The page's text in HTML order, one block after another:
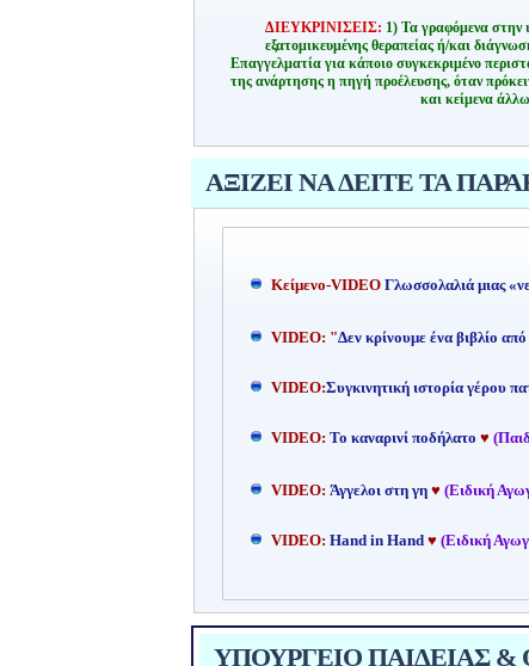
ΔΙΕΥΚΡΙΝΙΣΕΙΣ: 1) Τα γραφόμενα στην
εξατομικευμένης θεραπείας ή/και
Επαγγελματία για κάποιο συγκεκριμένο
της ανάρτησης η πηγή προέλευσης, όταν
και κείμενα
ΑΞΙΖΕΙ ΝΑ ΔΕΙΤΕ ΤΑ
Kείμενο-VIDEO Γλωσσολαλιά μιας
VIDEO: "Δεν κρίνουμε ένα βιβλίο
VIDEO:Συγκινητική ιστορία γέρου
VIDEO: Το καναρινί ποδήλατο ♥
VIDEO: Άγγελοι στη γη ♥ (Ειδική
VIDEO: Hand in Hand♥ (Ειδική
ΥΠΟΥΡΓΕΙΟ ΠΑΙΔΕΙΑΣ &